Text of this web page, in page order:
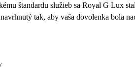
štandardu služieb sa Royal G Lux
tak, aby vaša dovolenka bola